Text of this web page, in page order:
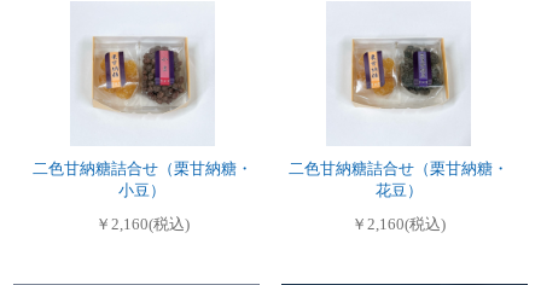
二色甘納糖詰合せ（栗甘納糖・
小豆）
￥2,160(税込)
二色甘納糖詰合せ（栗甘納糖・
花豆）
￥2,160(税込)